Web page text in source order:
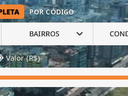
POR CÓDIGO
BAIRROS
Valor (R$)